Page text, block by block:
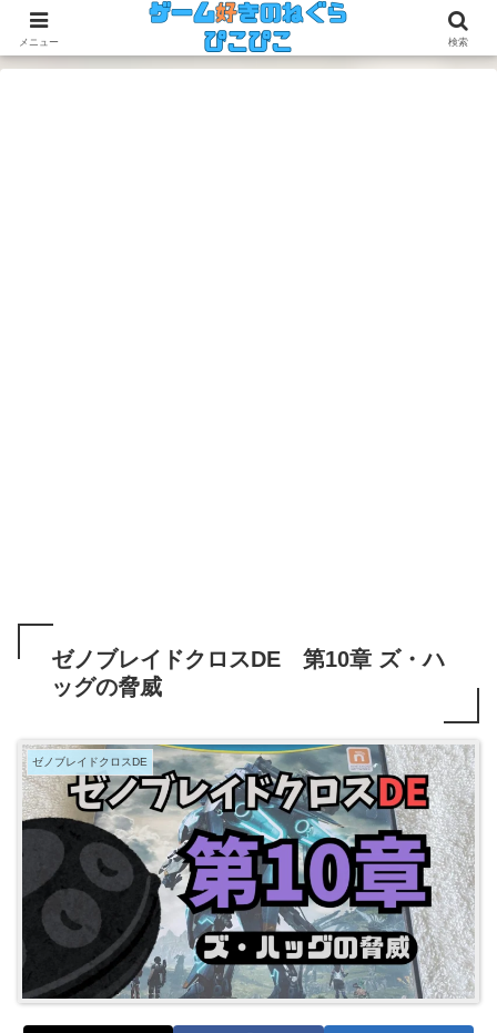
今のゲームも昔のゲームも面白い！
ゼノブレイドクロスDE 第10章 ズ・ハ
ッグの脅威
ゼノブレイドクロスDE
メニュー 検索